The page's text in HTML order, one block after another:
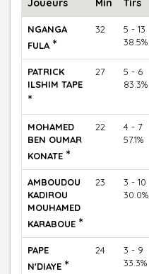
Joueurs Min Tirs
NGANGA
FULA *
32
5 - 13
38.5%
PATRICK
ILSHIM TAPE
*
27
5 - 6
83.3%
MOHAMED
BEN OUMAR
KONATE *
22
4 - 7
57.1%
AMBOUDOU
KADIROU
MOUHAMED
KARABOUE *
23
3 - 10
30.0%
PAPE
N'DIAYE *
24
3 - 9
33.3%